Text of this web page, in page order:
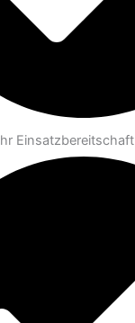
Einsatzbereitschaft